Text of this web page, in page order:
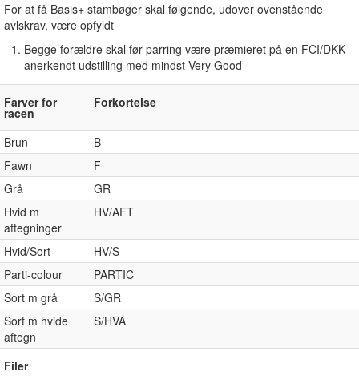
For at få Basis+ stambøger skal følgende, udover ovenstående
avlskrav, være opfyldt
Begge forældre skal før parring være præmieret på en FCI/DKK
anerkendt udstilling med mindst Very Good
Farver for
racen
Forkortelse
Brun
B
Fawn
F
Grå
GR
Hvid m
aftegninger
HV/AFT
Hvid/Sort
HV/S
Parti-colour
PARTIC
Sort m grå
S/GR
Sort m hvide
aftegn
S/HVA
Filer